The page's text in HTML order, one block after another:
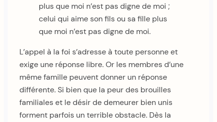
plus que moi n’est pas digne de moi ;
celui qui aime son fils ou sa fille plus
que moi n’est pas digne de moi.
L’appel à la foi s’adresse à toute personne et
exige une réponse libre. Or les membres d’une
même famille peuvent donner un réponse
différente. Si bien que la peur des brouilles
familiales et le désir de demeurer bien unis
forment parfois un terrible obstacle. Dès la